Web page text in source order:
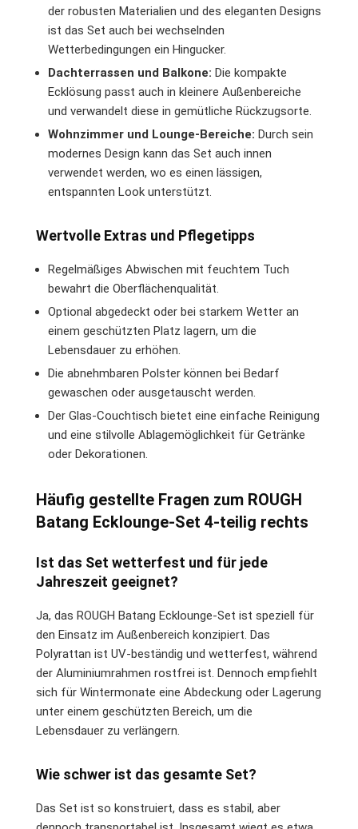
der robusten Materialien und des eleganten Designs
ist das Set auch bei wechselnden
Wetterbedingungen ein Hingucker.
Dachterrassen und Balkone: Die kompakte
Ecklösung passt auch in kleinere Außenbereiche
und verwandelt diese in gemütliche Rückzugsorte.
Wohnzimmer und Lounge-Bereiche: Durch sein
modernes Design kann das Set auch innen
verwendet werden, wo es einen lässigen,
entspannten Look unterstützt.
Wertvolle Extras und Pflegetipps
Regelmäßiges Abwischen mit feuchtem Tuch
bewahrt die Oberflächenqualität.
Optional abgedeckt oder bei starkem Wetter an
einem geschützten Platz lagern, um die
Lebensdauer zu erhöhen.
Die abnehmbaren Polster können bei Bedarf
gewaschen oder ausgetauscht werden.
Der Glas-Couchtisch bietet eine einfache Reinigung
und eine stilvolle Ablagemöglichkeit für Getränke
oder Dekorationen.
Häufig gestellte Fragen zum ROUGH
Batang Ecklounge-Set 4-teilig rechts
Ist das Set wetterfest und für jede
Jahreszeit geeignet?
Ja, das ROUGH Batang Ecklounge-Set ist speziell für
den Einsatz im Außenbereich konzipiert. Das
Polyrattan ist UV-beständig und wetterfest, während
der Aluminiumrahmen rostfrei ist. Dennoch empfiehlt
sich für Wintermonate eine Abdeckung oder Lagerung
unter einem geschützten Bereich, um die
Lebensdauer zu verlängern.
Wie schwer ist das gesamte Set?
Das Set ist so konstruiert, dass es stabil, aber